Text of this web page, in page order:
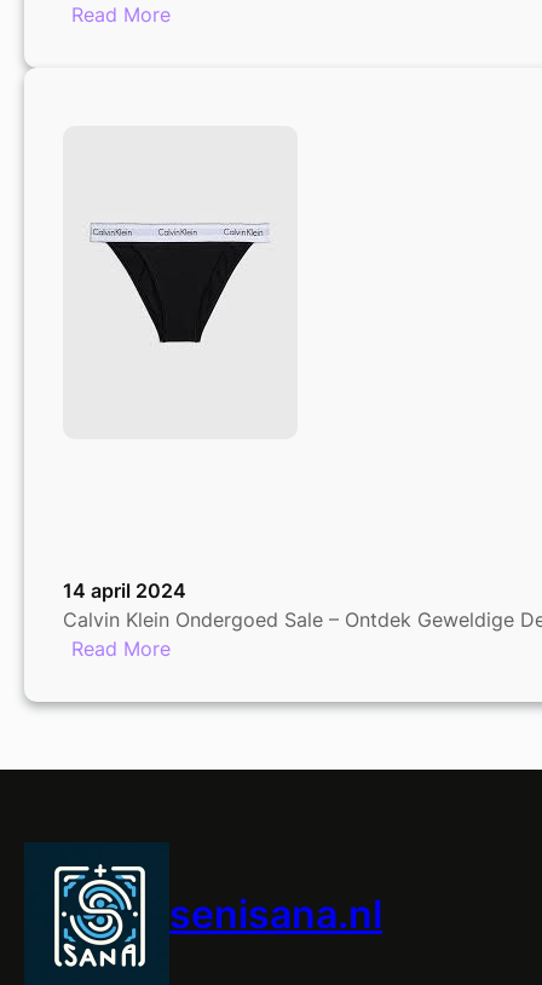
Read More:
voor
Minder
14 april 2024
Calvin Klein Ondergoed Sale – Ontdek Geweldige
Read More:
Klein
senisana.nl